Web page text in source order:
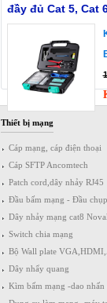
đầy đủ Cat 5, Cat
Thiết bị mạng
Cáp mạng, cáp điện thoại
Cáp SFTP Ancomtech
Patch cord,dây nhảy RJ45
Đầu bấm mạng - Đầu chụp
Dây nhảy mạng cat8
Switch chia mạng
Bộ Wall plate
Dây nhẩy quang
Kìm bấm mạng -dao nhấn